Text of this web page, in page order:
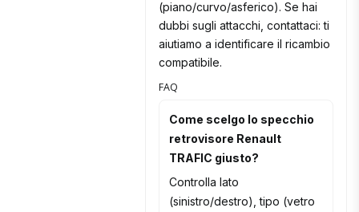
(piano/curvo/asferico). Se hai
dubbi sugli attacchi, contattaci: ti
aiutiamo a identificare il ricambio
compatibile.
FAQ
Come scelgo lo specchio
retrovisore Renault
TRAFIC giusto?
Controlla lato
(sinistro/destro), tipo (vetro